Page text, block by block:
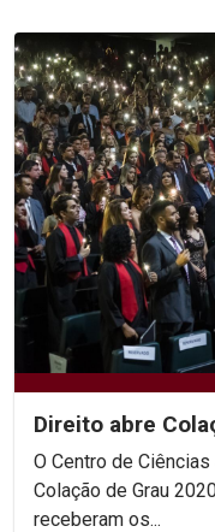
Direito abre
O Centro de
Colação de Grau
receberam os...